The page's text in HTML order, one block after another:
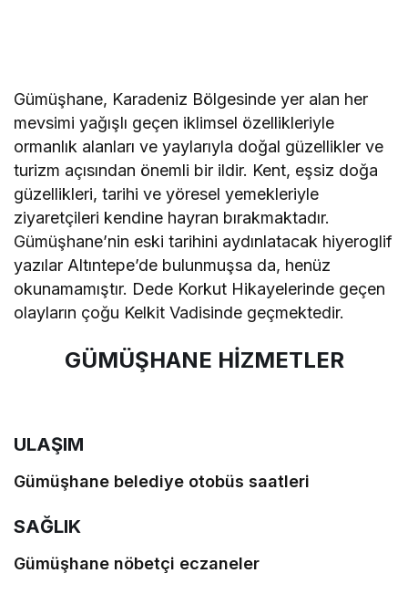
Gümüşhane, Karadeniz Bölgesinde yer alan her
mevsimi yağışlı geçen iklimsel özellikleriyle
ormanlık alanları ve yaylarıyla doğal güzellikler ve
turizm açısından önemli bir ildir. Kent, eşsiz doğa
güzellikleri, tarihi ve yöresel yemekleriyle
ziyaretçileri kendine hayran bırakmaktadır.
Gümüşhane’nin eski tarihini aydınlatacak hiyeroglif
yazılar Altıntepe’de bulunmuşsa da, henüz
okunamamıştır. Dede Korkut Hikayelerinde geçen
olayların çoğu Kelkit Vadisinde geçmektedir.
GÜMÜŞHANE HİZMETLER
ULAŞIM
Gümüşhane belediye otobüs saatleri
SAĞLIK
Gümüşhane nöbetçi eczaneler